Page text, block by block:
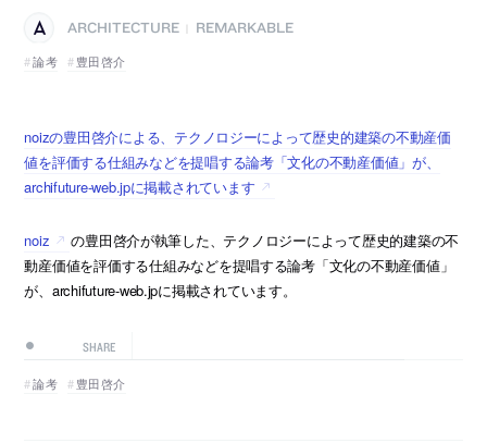
ARCHITECTURE
REMARKABLE
論考
豊田啓介
noizの豊田啓介による、テクノロジーによって歴史的建築の不動産価
値を評価する仕組みなどを提唱する論考「文化の不動産価値」が、
archifuture-web.jpに掲載されています
noiz
の豊田啓介が執筆した、テクノロジーによって歴史的建築の不
動産価値を評価する仕組みなどを提唱する論考「文化の不動産価値」
が、archifuture-web.jpに掲載されています。
SHARE
論考 豊田啓介